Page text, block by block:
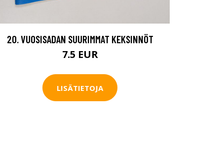
20. VUOSISADAN SUURIMMAT KEKSINNÖT
7.5 EUR
LISÄTIETOJA